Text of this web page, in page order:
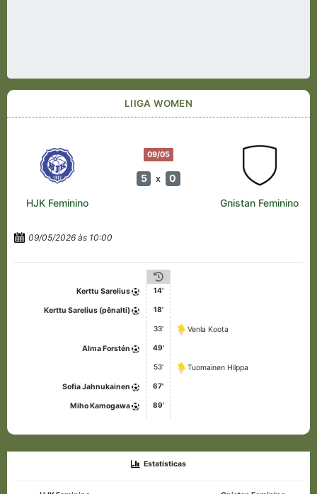
LIIGA WOMEN
09/05
5 x 0
HJK Feminino Gnistan Feminino
09/05/2026 às 10:00
Kerttu Sarelius 14'
Kerttu Sarelius (pênalti) 18'
33' Venla Koota
Alma Forstén 49'
53' Tuomainen Hilppa
Sofia Jahnukainen 67'
Miho Kamogawa 89'
Estatísticas